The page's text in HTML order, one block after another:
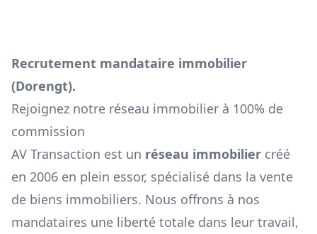
Recrutement mandataire immobilier
(Dorengt).
Rejoignez notre réseau immobilier à 100% de
commission
AV Transaction est un réseau immobilier créé
en 2006 en plein essor, spécialisé dans la vente
de biens immobiliers. Nous offrons à nos
mandataires une liberté totale dans leur travail,